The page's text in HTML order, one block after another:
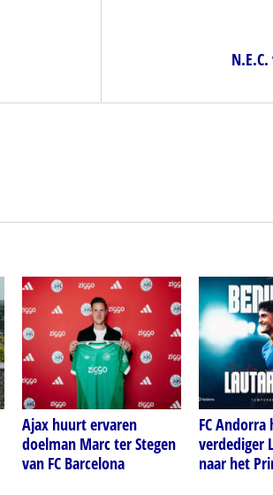
Ajax huurt ervaren
doelman Marc ter Stegen
van FC Barcelona
FC Andorra
verdediger
naar het